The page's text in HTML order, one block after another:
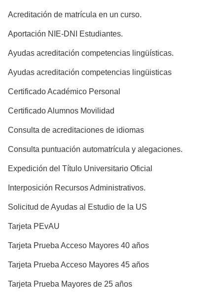
Acreditación de matrícula en un curso.
Aportación NIE-DNI Estudiantes.
Ayudas acreditación competencias lingüísticas.
Ayudas acreditación competencias lingüisticas
Certificado Académico Personal
Certificado Alumnos Movilidad
Consulta de acreditaciones de idiomas
Consulta puntuación automatrícula y alegaciones.
Expedición del Título Universitario Oficial
Interposición Recursos Administrativos.
Solicitud de Ayudas al Estudio de la US
Tarjeta PEvAU
Tarjeta Prueba Acceso Mayores 40 años
Tarjeta Prueba Acceso Mayores 45 años
Tarjeta Prueba Mayores de 25 años